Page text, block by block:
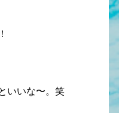
いいな〜。笑